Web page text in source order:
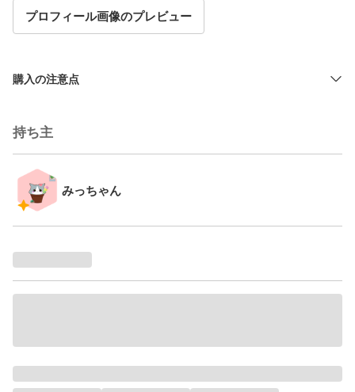
プロフィール画像のプレビュー
購入の注意点
持ち主
みっちゃん